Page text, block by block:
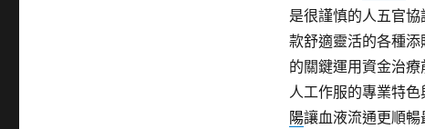
是很謹慎的人五官
款舒適靈活的各種
的關鍵運用資金治
人工作服的專業特色
陽讓血液流通更順